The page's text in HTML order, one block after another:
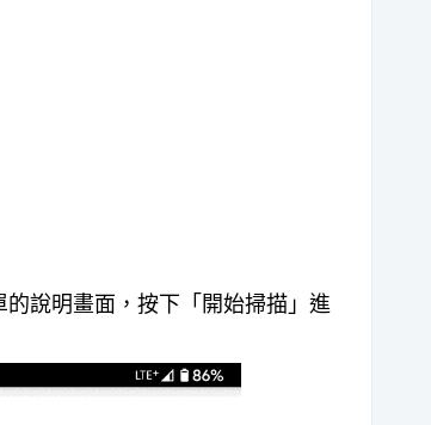
說明畫面，按下「開始掃描」進